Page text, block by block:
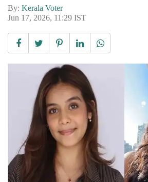
By: Kerala Voter
Jun 17, 2026, 11:29 IST